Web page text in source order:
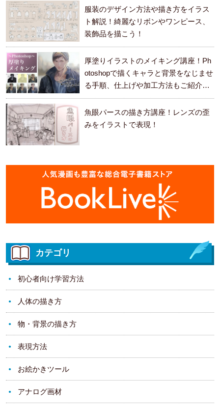
服装のデザイン方法や描き方をイラス
ト解説！綺麗なリボンやワンピース、
装飾品を描こう！
厚塗りイラストのメイキング講座！Ph
otoshopで描くキャラと背景をなじませ
る手順、仕上げや加工方法もご紹介し
ます。
魚眼パースの描き方講座！レンズの歪
みをイラストで表現！
カテゴリ
初心者向け学習方法
人体の描き方
物・背景の描き方
表現方法
お絵かきツール
アナログ画材